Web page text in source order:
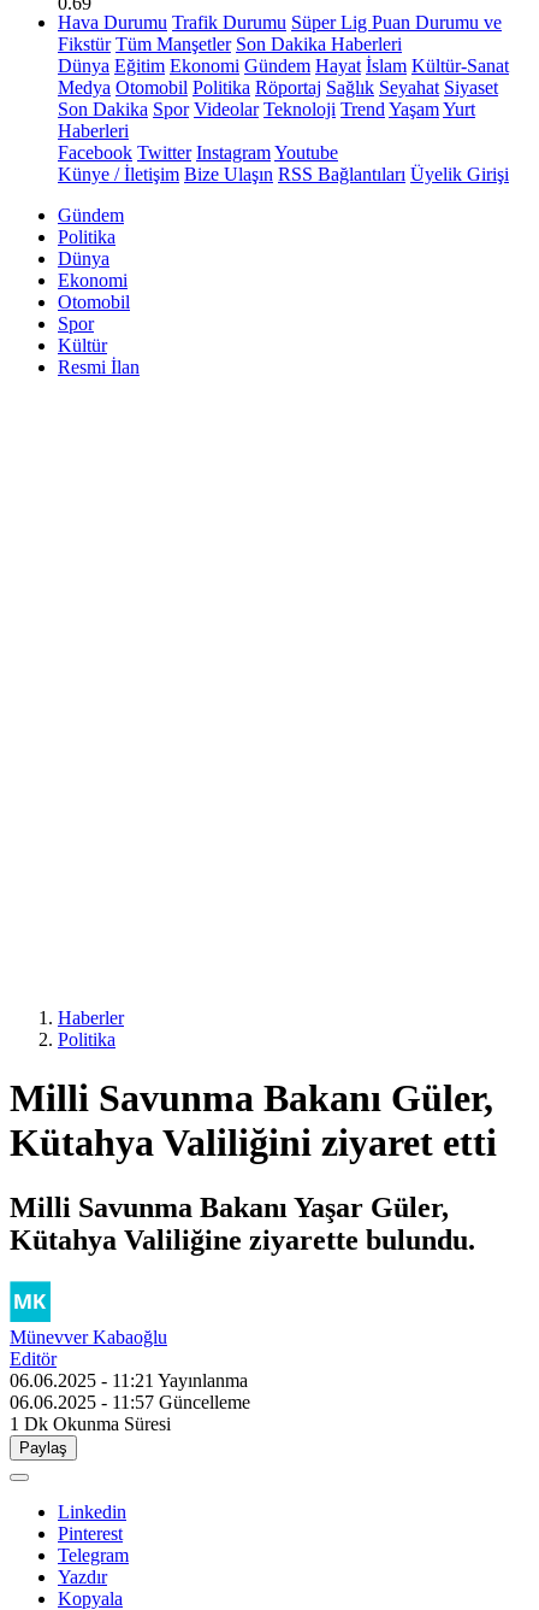
Hava Durumu Trafik Durumu Süper Lig Puan Durumu ve
Fikstür Tüm Manşetler Son Dakika Haberleri
Dünya Eğitim Ekonomi Gündem Hayat İslam Kültür-Sanat
Medya Otomobil Politika Röportaj Sağlık Seyahat Siyaset
Son Dakika Spor Videolar Teknoloji Trend YaşamYurt
Haberleri
Facebook Twitter InstagramYoutube
Künye / İletişim Bize Ulaşın RSS Bağlantıları Üyelik Girişi
Gündem
Politika
Dünya
Ekonomi
Otomobil
Spor
Kültür
Resmi İlan
Haberler
Politika
Milli Savunma Bakanı Güler,
Kütahya Valiliğini ziyaret etti
Milli Savunma Bakanı Yaşar Güler,
Kütahya Valiliğine ziyarette bulundu.
Münevver Kabaoğlu
Editör
06.06.2025 - 11:21 Yayınlanma
06.06.2025 - 11:57 Güncelleme
1 Dk Okunma Süresi
Paylaş
Linkedin
Pinterest
Telegram
Yazdır
Kopyala